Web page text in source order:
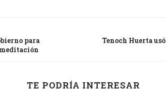
para
Tenoch Huerta
TE PODRÍA INTERESAR